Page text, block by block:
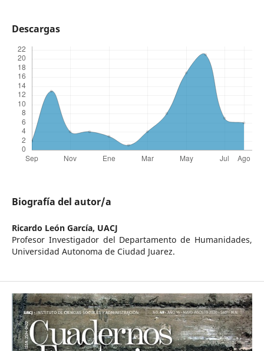
Descargas
Biografía del autor/a
Ricardo León García, UACJ
Profesor Investigador del Departamento de Humanidades,
Universidad Autonoma de Ciudad Juarez.